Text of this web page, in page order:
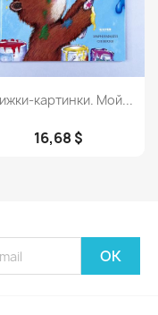
Просмотр
картинки. Мой...
16,68 $